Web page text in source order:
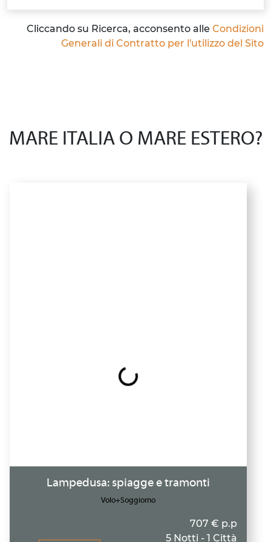
Cliccando su Ricerca, acconsento alle Condizioni
Generali di Contratto per l'utilizzo del Sito
MARE ITALIA O MARE ESTERO?
Lampedusa: spiagge e tramonti
Volo+Soggiorno
707 € p.p
5 Notti - 1 Città